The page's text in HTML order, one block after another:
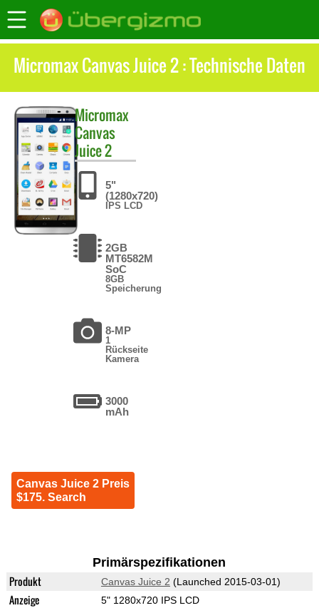
Micromax Canvas Juice 2 : Technische Daten
Micromax
Canvas
Juice 2
5"
(1280x720)
IPS LCD
2GB
MT6582M
SoC
8GB
Speicherung
8-MP
1
Rückseite
Kamera
3000
mAh
Canvas Juice 2 Preis
$175. Search
Primärspezifikationen
Produkt Canvas Juice 2 (Launched 2015-03-01)
Anzeige 5" 1280x720 IPS LCD